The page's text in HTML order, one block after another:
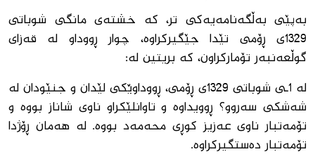
بەپێی بەڵگەنامەیەكی تر، كە خشتەی مانگی شوباتی
1329ی ڕۆمی تێدا جێگیركراوە، چوار ڕووداو لە قەزای
گوڵعەنبەر تۆماركراون، كە بریتین لە:
لە 1ـی شوباتی 1329ی ڕۆمی، ڕووداوێكی لێدان و جنێودان لە
شەشكی سەروو؟ ڕوویداوە و تاوانلێكراو ناوی شاناز بووە و
تۆمەتبار ناوی عەزیز كوڕی محەمەد بووە. لە هەمان ڕۆژدا
تۆمەتبار دەستگیركراوە.